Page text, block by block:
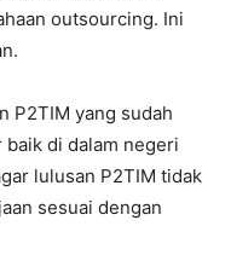
outsourcing. Ini
P2TIM yang sudah
di dalam negeri
lulusan P2TIM tidak
sesuai dengan